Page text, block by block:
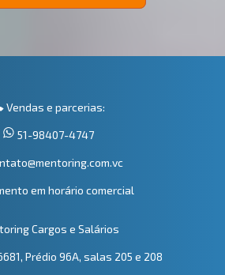
Vendas e parcerias:
51-98407-4747
em horário comercial
Cargos e Salários
Prédio 96A, salas 205 e 208